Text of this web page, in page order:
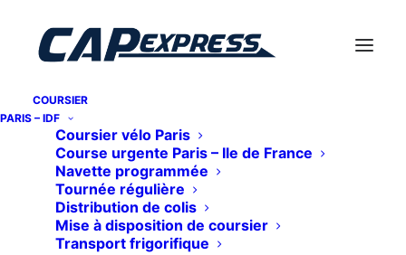
COURSIER
PARIS – IDF
Coursier vélo Paris
Course urgente Paris – Ile de France
Navette programmée
Tournée régulière
Distribution de colis
Mise à disposition de coursier
Transport frigorifique